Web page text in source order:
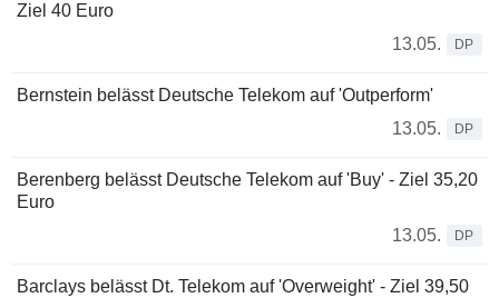
Ziel 40 Euro
13.05.
DP
Bernstein belässt Deutsche Telekom auf 'Outperform'
13.05.
DP
Berenberg belässt Deutsche Telekom auf 'Buy' - Ziel 35,20
Euro
13.05.
DP
Barclays belässt Dt. Telekom auf 'Overweight' - Ziel 39,50